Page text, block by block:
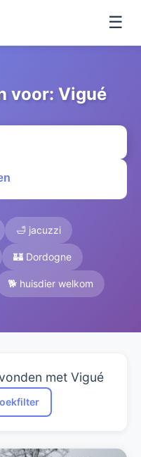
☰
voor: Vigué
🛁 jacuzzi
🏰 Dordogne
🐕 huisdier welkom
met Vigué